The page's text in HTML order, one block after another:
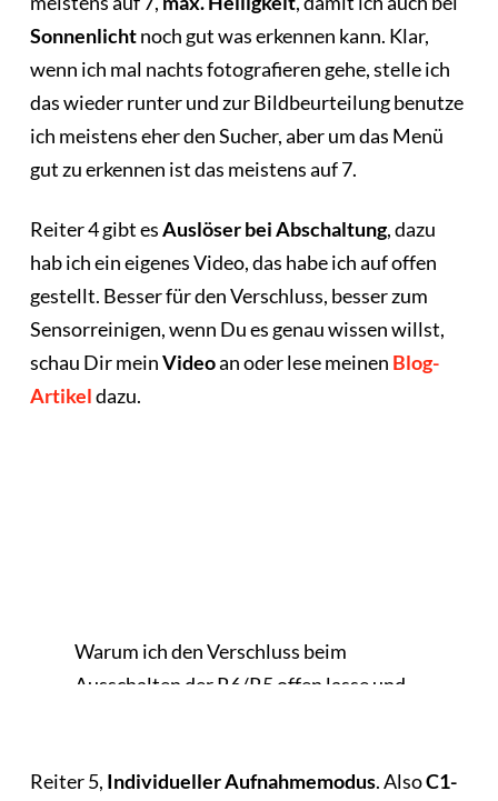
Sonnenlichtnoch gut was erkennen kann. Klar,
wenn ich mal nachts fotografieren gehe, stelle ich
das wieder runter und zur Bildbeurteilung benutze
ich meistens eher den Sucher, aber um das Menü
gut zu erkennen ist das meistens auf 7.
Reiter 4 gibt esAuslöser bei Abschaltung, dazu
hab ich ein eigenes Video, das habe ich auf offen
gestellt. Besser für den Verschluss, besser zum
Sensorreinigen, wenn Du es genau wissen willst,
schau Dir meinVideoan oder lese meinen Blog-
Artikeldazu.
Warum ich den Verschluss beim
Ausschalten der R6/R5 offen lasse und
Reiter 5, Individueller Aufnahmemodus. AlsoC1-